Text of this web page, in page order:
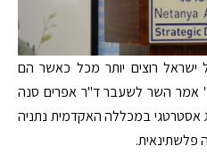
ישראל רוצים יותר מכל כאשר הם
אמר השר לשעבר ד"ר אפרים סנה
אסטרטגי במכללה האקדמית נתניה
פלשתינאית.